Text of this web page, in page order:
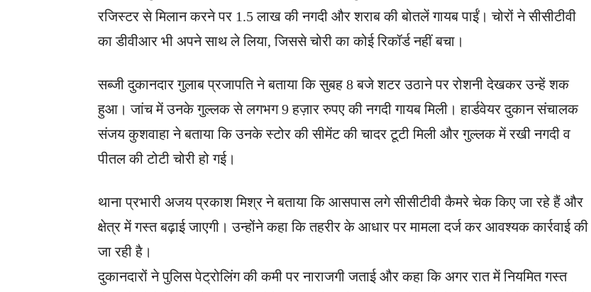
रजिस्टर से मिलान करने पर 1.5 लाख की नगदी और शराब की बोतलें गायब पाईं। चोरों ने सीसीटीवी
का डीवीआर भी अपने साथ ले लिया, जिससे चोरी का कोई रिकॉर्ड नहीं बचा।
सब्जी दुकानदार गुलाब प्रजापति ने बताया कि सुबह 8 बजे शटर उठाने पर रोशनी देखकर उन्हें शक
हुआ। जांच में उनके गुल्लक से लगभग 9 हज़ार रुपए की नगदी गायब मिली। हार्डवेयर दुकान संचालक
संजय कुशवाहा ने बताया कि उनके स्टोर की सीमेंट की चादर टूटी मिली और गुल्लक में रखी नगदी व
पीतल की टोटी चोरी हो गई।
थाना प्रभारी अजय प्रकाश मिश्र ने बताया कि आसपास लगे सीसीटीवी कैमरे चेक किए जा रहे हैं और
क्षेत्र में गस्त बढ़ाई जाएगी। उन्होंने कहा कि तहरीर के आधार पर मामला दर्ज कर आवश्यक कार्रवाई की
जा रही है।
दुकानदारों ने पुलिस पेट्रोलिंग की कमी पर नाराजगी जताई और कहा कि अगर रात में नियमित गस्त